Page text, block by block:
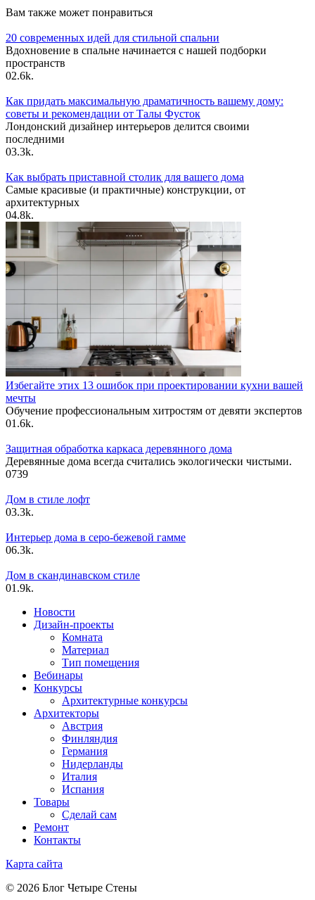
Вам также может понравиться
20 современных идей для стильной спальни
Вдохновение в спальне начинается с нашей подборки
пространств
02.6k.
Как придать максимальную драматичность вашему дому:
советы и рекомендации от Талы Фусток
Лондонский дизайнер интерьеров делится своими
последними
03.3k.
Как выбрать приставной столик для вашего дома
Самые красивые (и практичные) конструкции, от
архитектурных
04.8k.
Избегайте этих 13 ошибок при проектировании кухни вашей
мечты
Обучение профессиональным хитростям от девяти экспертов
01.6k.
Защитная обработка каркаса деревянного дома
Деревянные дома всегда считались экологически чистыми.
0739
Дом в стиле лофт
03.3k.
Интерьер дома в серо-бежевой гамме
06.3k.
Дом в скандинавском стиле
01.9k.
Новости
Дизайн-проекты
Комната
Материал
Тип помещения
Вебинары
Конкурсы
Архитектурные конкурсы
Архитекторы
Австрия
Финляндия
Германия
Нидерланды
Италия
Испания
Товары
Сделай сам
Ремонт
Контакты
Карта сайта
© 2026 Блог Четыре Стены